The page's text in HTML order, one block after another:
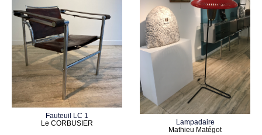
Fauteuil LC 1
Le CORBUSIER
Lampadaire
Mathieu Matégot